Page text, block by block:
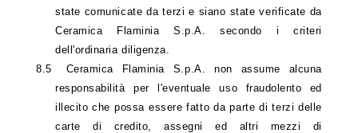
state comunicate da terzi e siano state verificate da
Ceramica Flaminia S.p.A. secondo i criteri
dell'ordinaria diligenza.
8.5
Ceramica Flaminia S.p.A. non assume alcuna
responsabilità per l'eventuale uso fraudolento ed
illecito che possa essere fatto da parte di terzi delle
carte di credito, assegni ed altri mezzi di